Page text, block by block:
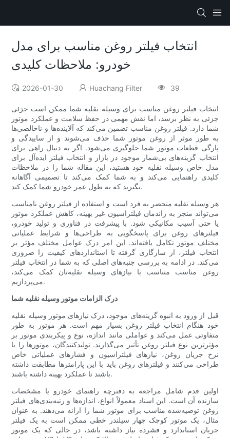
انتخاب فیلتر روغن مناسب برای مدل
خودرو: ملاحظات کلیدی
2026-01-30 Huachang Filter 39
انتخاب فیلتر روغن مناسب برای وسیله نقلیه شما ممکن است جزئی
جزئی به نظر برسد، اما نقش مهمی در حفظ سلامت و عملکرد موتور
شما دارد. فیلتر روغن مناسب تضمین می‌کند که آلاینده‌ها و ناخالصی‌ها
به طور موثر از روغن موتور شما حذف می‌شوند و از ساییدگی و
پارگی قطعات موتور شما جلوگیری می‌شود. اگر به دنبال راهی برای
انتخاب گزینه‌های بی‌شمار موجود در بازار و انتخاب فیلتر ایده‌آل برای
مدل خاص وسیله نقلیه خود هستید، این مقاله شما را در ملاحظات
کلیدی راهنمایی می‌کند و به شما کمک می‌کند تا تصمیمی آگاهانه
بگیرید که به طول عمر خودرو شما کمک کند.
هر وسیله نقلیه منحصر به فرد است و استفاده از فیلتر روغن نامناسب
می‌تواند منجر به راندمان فیلتراسیون غیر بهینه، کاهش عملکرد موتور
یا حتی آسیب مکانیکی شود. با پیشرفت در فناوری و تولید خودرو،
فیلترهای روغن برای پاسخگویی به طراحی‌ها و شرایط عملیاتی
مختلف موتور تکامل یافته‌اند. این امر درک عوامل مختلف مؤثر بر
انتخاب فیلتر، از سازگاری گرفته تا استانداردهای کیفیت را ضروری
می‌کند. در ادامه به بررسی جنبه‌های اصلی که به شما در انتخاب فیلتر
روغن مناسب متناسب با نیازهای وسیله نقلیه‌تان کمک می‌کند،
می‌پردازیم.
درک الزامات موتور وسیله نقلیه شما
قبل از ورود به انبوه گزینه‌های موجود، درک نیازهای موتور وسیله نقلیه
خود هنگام انتخاب فیلتر روغن بسیار مهم است. هر موتور به طور
متفاوتی عمل می‌کند و عواملی مانند اندازه، نوع و پیکربندی موتور بر
مؤثرترین نوع فیلتر روغن تأثیر می‌گذارند. تولیدکنندگان، موتورها را با
نرخ جریان روغن، نیازهای فیلتراسیون و فشارهای عملیاتی خاص
طراحی می‌کنند و فیلترهای روغن باید با این پارامترها مطابقت داشته
باشند تا عملکرد بهینه داشته باشند.
اولین قدم شامل مراجعه به دفترچه راهنمای خودرو یا مشخصات
سازنده آن است. این اسناد معمولاً انواع، اندازه‌ها و رتبه‌بندی‌های فیلتر
روغن توصیه‌شده مناسب برای موتور شما را ارائه می‌دهند. به عنوان
مثال، یک موتور کوچک چهار سیلندر خطی ممکن است به یک فیلتر
جریان استاندارد و فشرده نیاز داشته باشد، در حالی که یک موتور